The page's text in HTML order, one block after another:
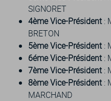
SIGNORET
4ème Vice-Président:
BRETON
5ème Vice-Président:
6éme Vice-Président:
7ème Vice-Président:
8ème Vice-Président:
MARCHAND